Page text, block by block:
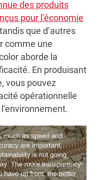
des produits
pour l’économie
que d’autres
comme une
aborde la
En produisant
vous pouvez
opérationnelle